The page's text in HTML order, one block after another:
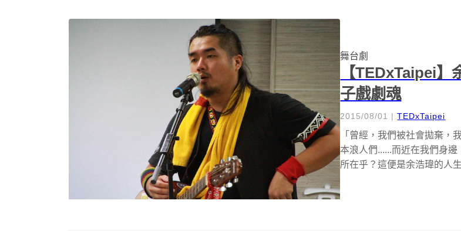
舞台劇
【TEDxTaipei
子戲劇魂
2015/08/01 |TEDxTaipei
「曾經，我們被社會拋棄，
本浪人們......而近在我們身
所在乎？這便是余浩瑋的人